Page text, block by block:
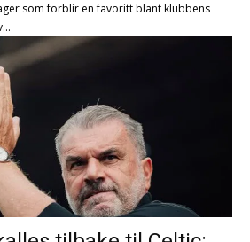
som forblir en favoritt blant klubbens